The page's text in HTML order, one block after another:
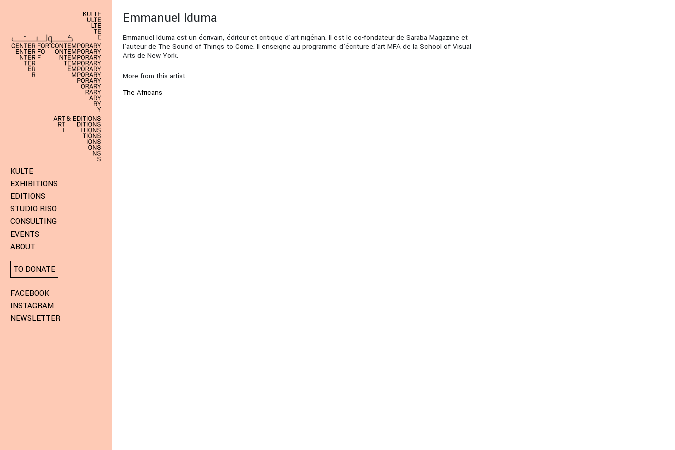
KULTE
EXHIBITIONS
EDITIONS
STUDIO RISO
CONSULTING
EVENTS
ABOUT
TO DONATE
FACEBOOK
INSTAGRAM
NEWSLETTER
Emmanuel Iduma
Emmanuel Iduma est un écrivain, éditeur et critique d’art nigérian. Il est le co-fondateur de Saraba Magazine et
l’auteur de The Sound of Things to Come. Il enseigne au programme d’écriture d’art MFA de la School of Visual
Arts de New York.
More from this artist:
The Africans